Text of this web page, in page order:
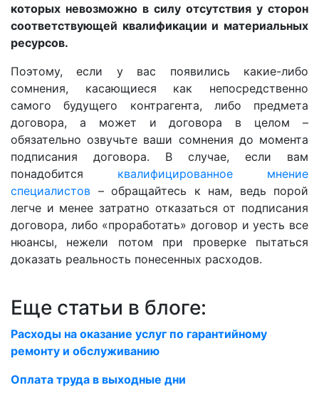
которых невозможно в силу отсутствия у сторон
соответствующей квалификации и материальных
ресурсов.
Поэтому, если у вас появились какие-либо
сомнения, касающиеся как непосредственно
самого будущего контрагента, либо предмета
договора, а может и договора в целом –
обязательно озвучьте ваши сомнения до момента
подписания договора. В случае, если вам
понадобится квалифицированное мнение
специалистов – обращайтесь к нам, ведь порой
легче и менее затратно отказаться от подписания
договора, либо «проработать» договор и уесть все
нюансы, нежели потом при проверке пытаться
доказать реальность понесенных расходов.
Еще статьи в блоге:
Расходы на оказание услуг по гарантийному
ремонту и обслуживанию
Оплата труда в выходные дни